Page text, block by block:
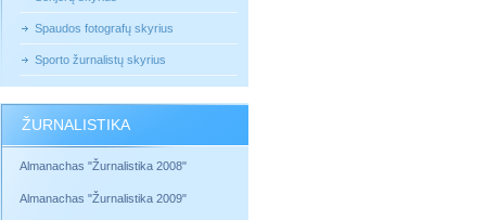
Spaudos fotografų skyrius
Sporto žurnalistų skyrius
ŽURNALISTIKA
Almanachas "Žurnalistika 2008"
Almanachas "Žurnalistika 2009"